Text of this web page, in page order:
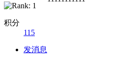
积分
115
发消息